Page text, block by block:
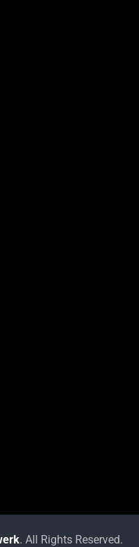
. All Rights Reserved.